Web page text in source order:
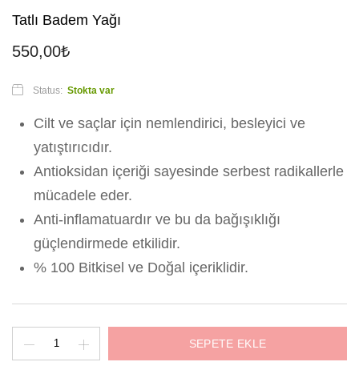
Tatlı Badem Yağı
550,00₺
Status: Stokta var
Cilt ve saçlar için nemlendirici, besleyici ve
yatıştırıcıdır.
Antioksidan içeriği sayesinde serbest radikallerle
mücadele eder.
Anti-inflamatuardır ve bu da bağışıklığı
güçlendirmede etkilidir.
% 100 Bitkisel ve Doğal içeriklidir.
Badem
SEPETE EKLE